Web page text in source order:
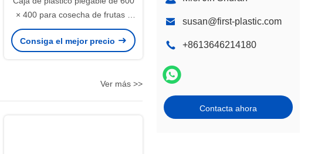
susan@first-plastic.com
+8613646214180
Contacta ahora
× 400 para cosecha de frutas y
logística agrícola
Consiga el mejor precio
Ver más >>